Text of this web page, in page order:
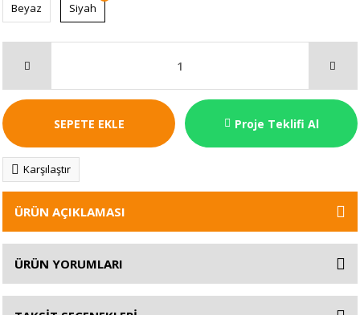
Beyaz Siyah
SEPETE EKLE Proje Teklifi Al
Karşılaştır
ÜRÜN AÇIKLAMASI
ÜRÜN YORUMLARI